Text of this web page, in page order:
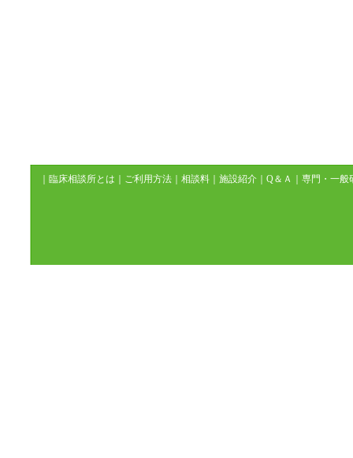
臨床相談所とは ご利用方法 相談料 施設紹介 Q＆Ａ 専門・一般